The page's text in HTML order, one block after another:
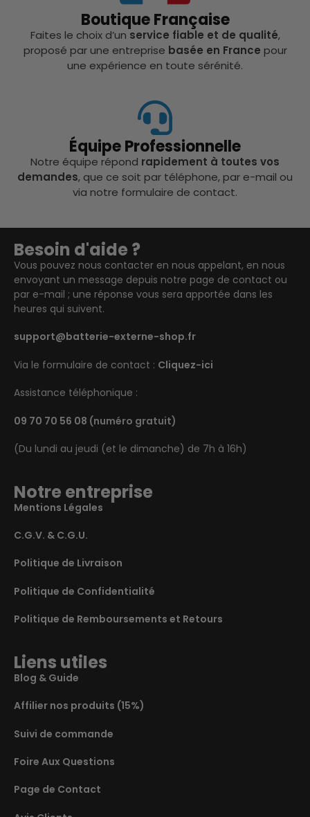
Boutique Française
Faites le choix d’un service fiable et de qualité,
proposé par une entreprise basée en France pour
une expérience en toute sérénité.
Équipe Professionnelle
Notre équipe répond rapidement à toutes vos
demandes, que ce soit par téléphone, par e-mail ou
via notre formulaire de contact.
Besoin d'aide ?
Vous pouvez nous contacter en nous appelant, en nous
envoyant un message depuis notre page de contact ou
par e-mail ; une réponse vous sera apportée dans les
heures qui suivent.
support@batterie-externe-shop.fr
Via le formulaire de contact : Cliquez-ici
Assistance téléphonique :
09 70 70 56 08 (numéro gratuit)
(Du lundi au jeudi (et le dimanche) de 7h à 16h)
Notre entreprise
Mentions Légales
C.G.V. & C.G.U.
Politique de Livraison
Politique de Confidentialité
Politique de Remboursements et Retours
Liens utiles
Blog & Guide
Affilier nos produits (15%)
Suivi de commande
Foire Aux Questions
Page de Contact